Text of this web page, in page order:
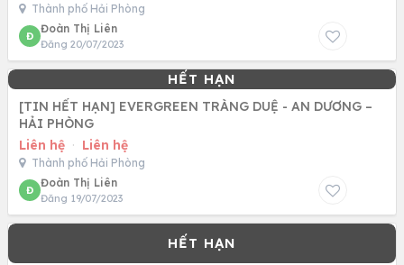
Thành phố Hải Phòng
Đ
Đoàn Thị Liên
Đăng 20/07/2023
[TIN HẾT HẠN] EVERGREEN TRÀNG DUỆ - AN DƯƠNG –
HẢI PHÒNG
Liên hệ · Liên hệ
Thành phố Hải Phòng
Đ
Đoàn Thị Liên
Đăng 19/07/2023